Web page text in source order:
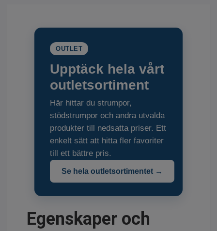
OUTLET
Upptäck hela vårt
outletsortiment
Här hittar du strumpor,
stödstrumpor och andra utvalda
produkter till nedsatta priser. Ett
enkelt sätt att hitta fler favoriter
till ett bättre pris.
Se hela outletsortimentet →
Egenskaper och